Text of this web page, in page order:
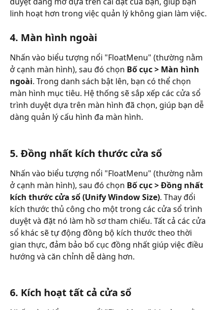
linh hoạt hơn trong việc quản lý không gian làm việc.
4. Màn hình ngoài
Nhấn vào biểu tượng nổi "FloatMenu" (thường nằm
ở cạnh màn hình), sau đó chọn Bố cục > Màn hình
ngoài. Trong danh sách bật lên, bạn có thể chọn
màn hình mục tiêu. Hệ thống sẽ sắp xếp các cửa sổ
trình duyệt dựa trên màn hình đã chọn, giúp bạn dễ
dàng quản lý cấu hình đa màn hình.
5. Đồng nhất kích thước cửa sổ
Nhấn vào biểu tượng nổi "FloatMenu" (thường nằm
ở cạnh màn hình), sau đó chọn Bố cục > Đồng nhất
kích thước cửa sổ (Unify Window Size). Thay đổi
kích thước thủ công cho một trong các cửa sổ trình
duyệt và đặt nó làm hồ sơ tham chiếu. Tất cả các cửa
sổ khác sẽ tự động đồng bộ kích thước theo thời
gian thực, đảm bảo bố cục đồng nhất giúp việc điều
hướng và căn chỉnh dễ dàng hơn.
6. Kích hoạt tất cả cửa sổ